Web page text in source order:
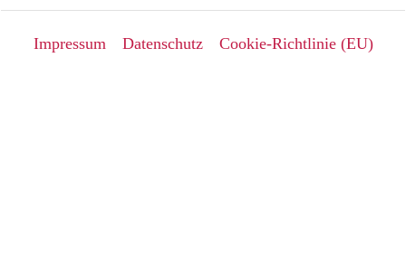
Impressum Datenschutz Cookie-Richtlinie (EU)